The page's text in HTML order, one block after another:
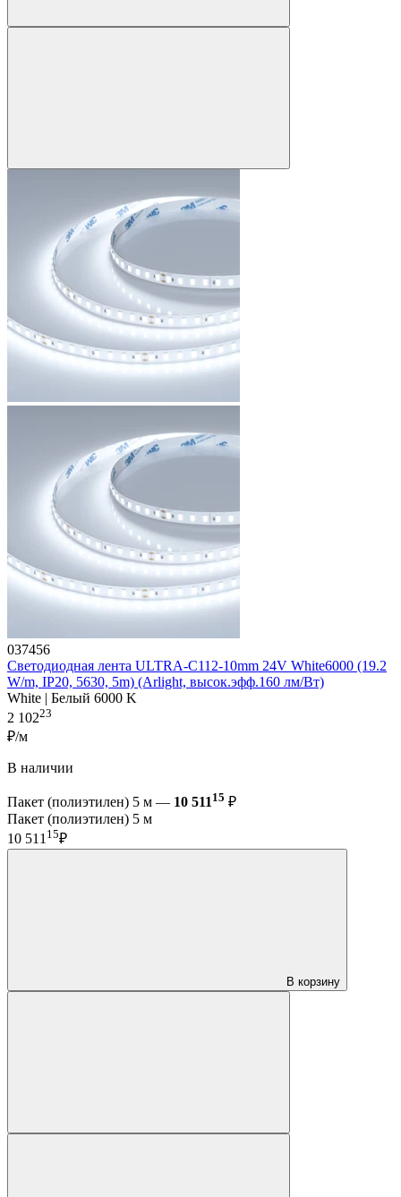
037456
Светодиодная лента ULTRA-C112-10mm 24V White6000 (19.2
W/m, IP20, 5630, 5m) (Arlight, высок.эфф.160 лм/Вт)
White | Белый 6000 K
2 10223
₽/м
В наличии
Пакет (полиэтилен) 5 м — 10 511 15 ₽
Пакет (полиэтилен) 5 м
10 51115₽
В корзину